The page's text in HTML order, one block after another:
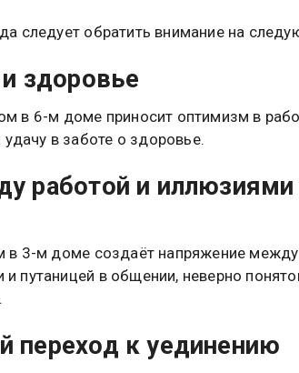
следует обратить внимание на
здоровье
в 6-м доме приносит оптимизм в
в заботе о здоровье.
работой и иллюзиями
в 3-м доме создаёт напряжение между
путаницей в общении, неверно
переход к уединению